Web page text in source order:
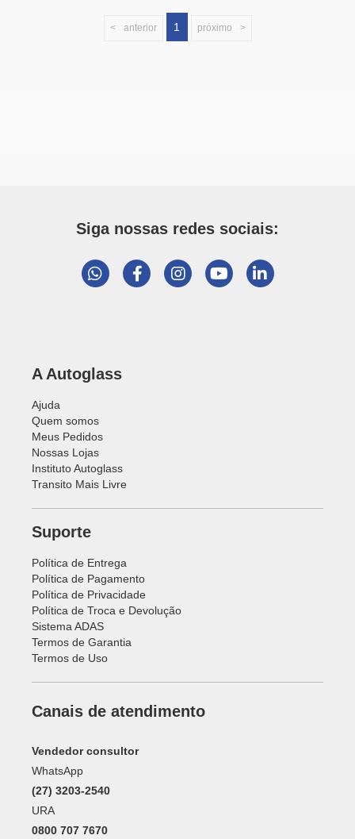
anterior 1 próximo
Siga nossas redes sociais:
A Autoglass
Ajuda
Quem somos
Meus Pedidos
Nossas Lojas
Instituto Autoglass
Transito Mais Livre
Suporte
Política de Entrega
Política de Pagamento
Política de Privacidade
Política de Troca e Devolução
Sistema ADAS
Termos de Garantia
Termos de Uso
Canais de atendimento
Vendedor consultor
WhatsApp
(27) 3203-2540
URA
0800 707 7670